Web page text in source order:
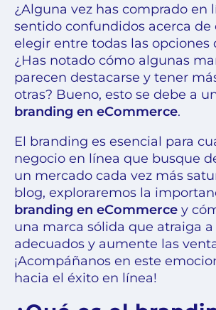
¿Alguna vez has comprado en
sentido confundidos acerca de
elegir entre todas las opciones
¿Has notado cómo algunas
parecen destacarse y tener
otras? Bueno, esto se debe a
branding en eCommerce.
El branding es esencial para
negocio en línea que busque
un mercado cada vez más
blog, exploraremos la
branding en eCommerce y
una marca sólida que atraiga
adecuados y aumente las
¡Acompáñanos en este
hacia el éxito en línea!